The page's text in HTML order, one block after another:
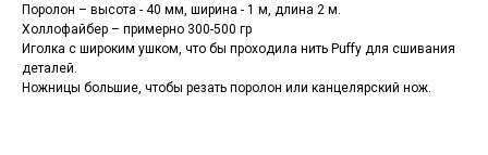
Поролон – высота - 40 мм, ширина - 1 м, длина 2 м.
Холлофайбер – примерно 300-500 гр
Иголка с широким ушком, что бы проходила нить Puffy для сшивания
деталей.
Ножницы большие, чтобы резать поролон или канцелярский нож.